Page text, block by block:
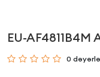
EU-AF4811B4M
0